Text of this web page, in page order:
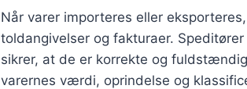
Når varer importeres eller
toldangivelser og fakturaer.
sikrer, at de er korrekte og
varernes værdi, oprindelse og